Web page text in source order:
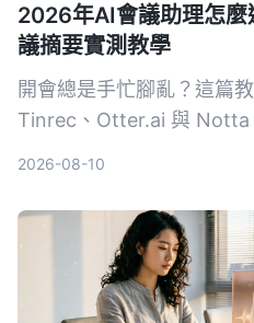
2026年AI會議助理怎
議摘要實測教學
開會總是手忙腳亂？這篇
Tinrec、Otter.ai 與 Notta
2026-08-10